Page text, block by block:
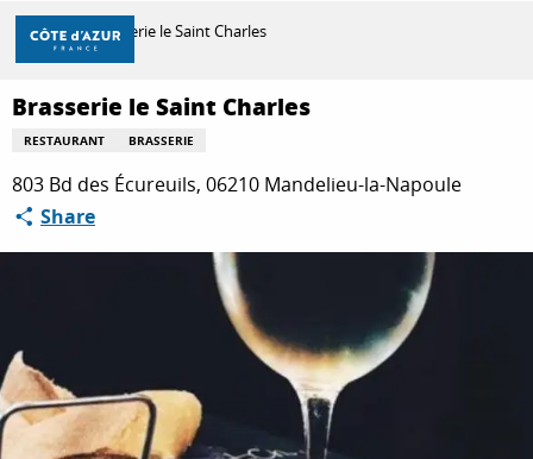
Aller
contenu
principal
DISCOVER
THINGS TO DO
Home Brasserie le Saint Charles
Brasserie le Saint Charles
RESTAURANT BRASSERIE
803 Bd des Écureuils, 06210 Mandelieu-la-Napoule
Share